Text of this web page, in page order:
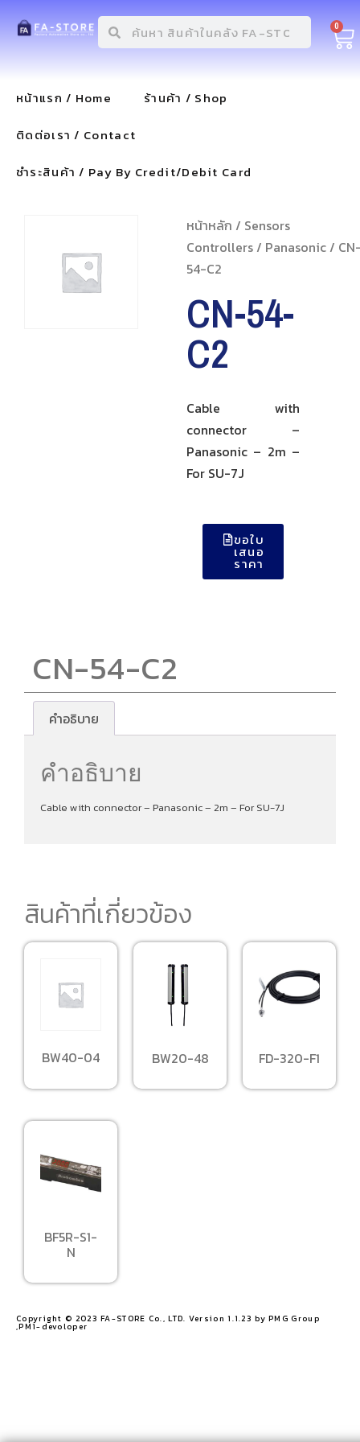
0
หน้าแรก / Home
ร้านค้า / Shop
ติดต่อเรา / Contact
ชำระสินค้า / Pay By Credit/Debit Card
หน้าหลัก / Sensors
Controllers/ Panasonic/
54-C2
CN-54-
C2
Cable with
connector –
Panasonic – 2m –
For SU-7J
ขอใบ
เสนอ
ราคา
CN-54-C2
คำอธิบาย
คำอธิบาย
Cable with connector – Panasonic – 2m – For SU-7J
สินค้าที่เกี่ยวข้อง
BW40-04 BW20-48 FD-320-F1
BF5R-S1-
N
Copyright © 2023 FA-STORE Co., LTD. Version 1.1.23 by PMG Group
,PM1-devoloper​